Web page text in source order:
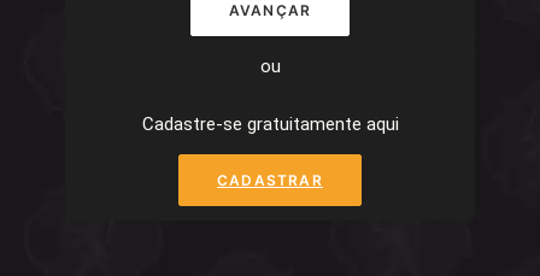
AVANÇAR
ou
Cadastre-se gratuitamente aqui
CADASTRAR